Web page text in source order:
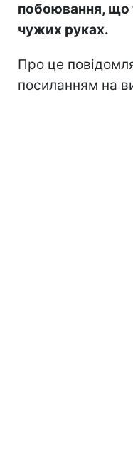
побоювання, що
чужих руках.
Про це
посиланням на